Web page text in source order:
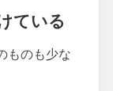
ている
ものも少な